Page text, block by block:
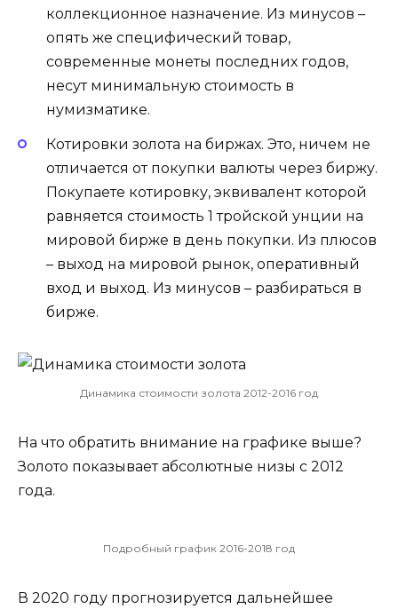
коллекционное назначение. Из минусов –
опять же специфический товар,
современные монеты последних годов,
несут минимальную стоимость в
нумизматике.
Котировки золота на биржах. Это, ничем не
отличается от покупки валюты через биржу.
Покупаете котировку, эквивалент которой
равняется стоимость 1 тройской унции на
мировой бирже в день покупки. Из плюсов
– выход на мировой рынок, оперативный
вход и выход. Из минусов – разбираться в
бирже.
Динамика стоимости золота 2012-2016 год
На что обратить внимание на графике выше?
Золото показывает абсолютные низы с 2012
года.
Подробный график 2016-2018 год
В 2020 году прогнозируется дальнейшее